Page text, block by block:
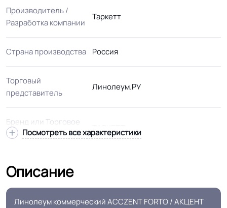
Производитель /
Разработка компании
Таркетт
Страна производства Россия
Торговый
представитель
Линолеум.РУ
Бренд или Торговое
название
Вид
Подвид
Посмотреть все характеристики
Описание
Линолеум коммерческий ACCZENT FORTO / АКЦЕНТ